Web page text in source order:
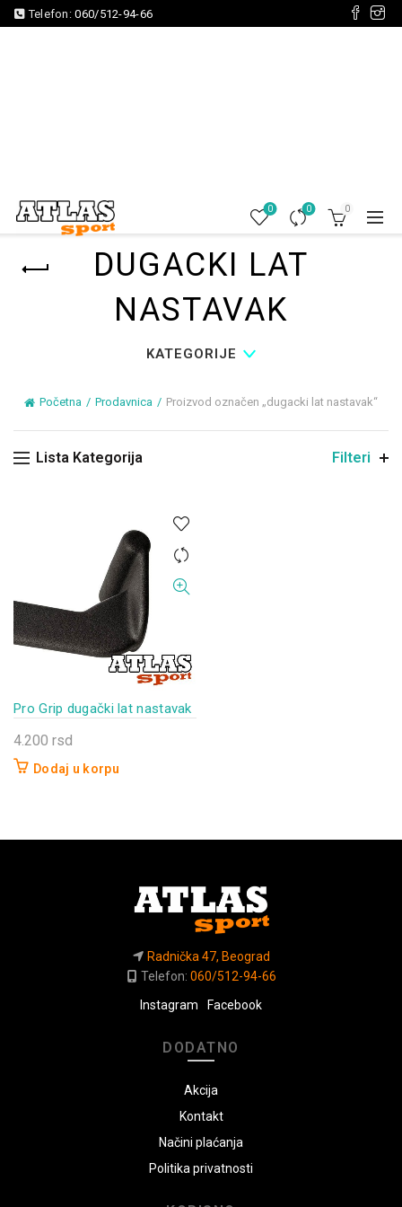
Telefon:060/512-94-66
0 0 0
DUGACKI LAT
NASTAVAK
KATEGORIJE
Početna Prodavnica Proizvod označen „dugacki lat nastavak“
Lista Kategorija Filteri
Pro Grip dugački lat nastavak
4.200 rsd
Dodaj u korpu
Radnička 47, Beograd
Telefon: 060/512-94-66
Instagram
Facebook
DODATNO
Akcija
Kontakt
Načini plaćanja
Politika privatnosti